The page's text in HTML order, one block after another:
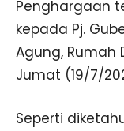
Penghargaan
kepada Pj.
Agung, Rumah
Jumat (19/7/
Seperti